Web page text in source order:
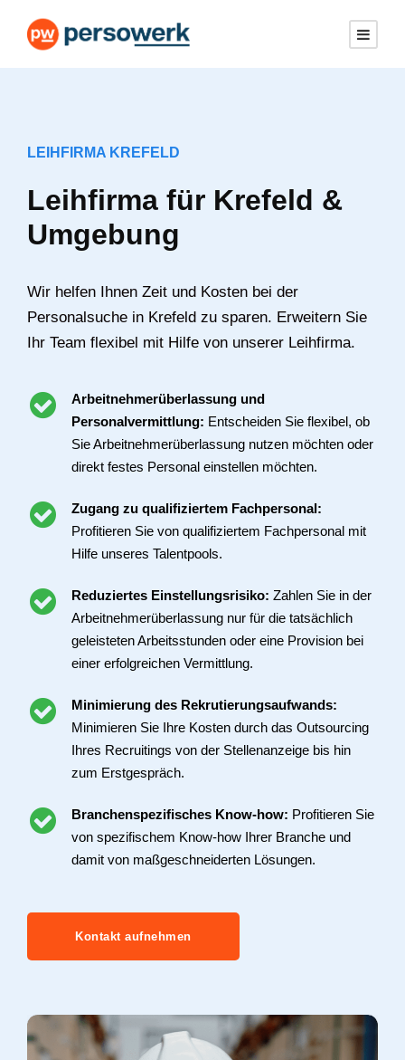
LEIHFIRMA KREFELD
Leihfirma für Krefeld &
Umgebung
Wir helfen Ihnen Zeit und Kosten bei der
Personalsuche in Krefeld zu sparen. Erweitern Sie
Ihr Team flexibel mit Hilfe von unserer Leihfirma.
Arbeitnehmerüberlassung und
Personalvermittlung: Entscheiden Sie flexibel, ob
Sie Arbeitnehmerüberlassung nutzen möchten oder
direkt festes Personal einstellen möchten.
Zugang zu qualifiziertem Fachpersonal:
Profitieren Sie von qualifiziertem Fachpersonal mit
Hilfe unseres Talentpools.
Reduziertes Einstellungsrisiko: Zahlen Sie in der
Arbeitnehmerüberlassung nur für die tatsächlich
geleisteten Arbeitsstunden oder eine Provision bei
einer erfolgreichen Vermittlung.
Minimierung des Rekrutierungsaufwands:
Minimieren Sie Ihre Kosten durch das Outsourcing
Ihres Recruitings von der Stellenanzeige bis hin
zum Erstgespräch.
Branchenspezifisches Know-how: Profitieren Sie
von spezifischem Know-how Ihrer Branche und
damit von maßgeschneiderten Lösungen.
Kontakt aufnehmen